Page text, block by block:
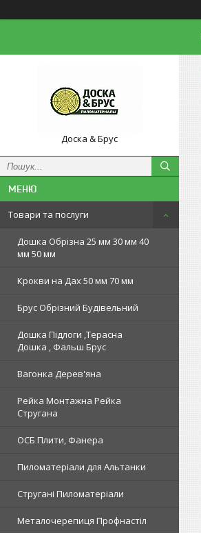
Доска & Брус
Товари та послуги
Дошка Обрізна 25 мм 30 мм 40
мм 50 мм
Крокви на Дах 50 мм 70 мм
Брус Обрізний Будівельний
Дошка Підлоги ,Терасна
Дошка , Фальш Брус
Вагонка Дерев'яна
Рейка Монтажна Рейка
Стругана
ОСБ Плити, Фанера
Пиломатеріали для Альтанки
Стругані Пиломатеріали
Металочерепиця Профнастіл